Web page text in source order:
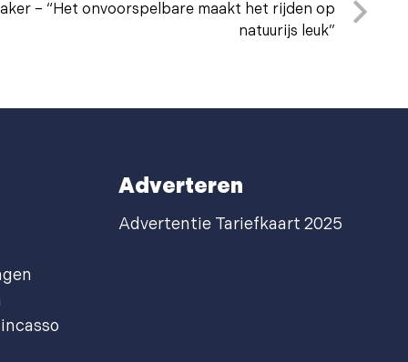
– “Het onvoorspelbare maakt het rijden op
natuurijs leuk”
Adverteren
Advertentie Tariefkaart 2025